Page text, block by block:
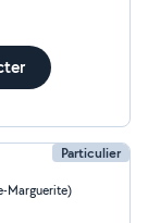
Particulier
Marguerite)